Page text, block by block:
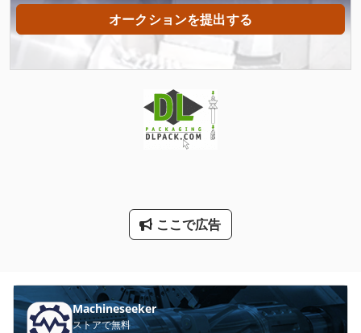
ファン 送風機
用紙計数機
紙 の 穴あけ
オークションを提出する
ここで広告
Machineseeker
ストアで無料